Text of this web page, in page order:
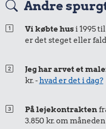
12 kr.
Syltede
i
Andre
Vi købte husi 1995
er det steget eller
Jeg har arvet et
kr. -hvad er det i dag?
På lejekontrakten
3.850 kr. om